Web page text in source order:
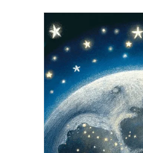
Kinder
Zum
Einschlafen
Für
Eine
Schöne
Reise
Ins
Traumland